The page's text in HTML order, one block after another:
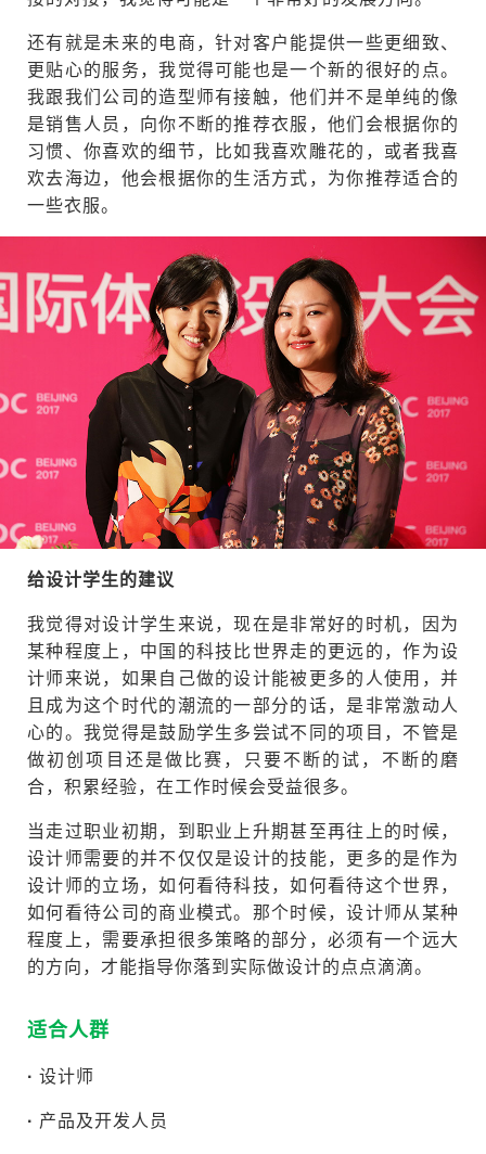
还有就是未来的电商，针对客户能提供一些更细致、
更贴心的服务，我觉得可能也是一个新的很好的点。
我跟我们公司的造型师有接触，他们并不是单纯的像
是销售人员，向你不断的推荐衣服，他们会根据你的
习惯、你喜欢的细节，比如我喜欢雕花的，或者我喜
欢去海边，他会根据你的生活方式，为你推荐适合的
一些衣服。
给设计学生的建议
我觉得对设计学生来说，现在是非常好的时机，因为
某种程度上，中国的科技比世界走的更远的，作为设
计师来说，如果自己做的设计能被更多的人使用，并
且成为这个时代的潮流的一部分的话，是非常激动人
心的。我觉得是鼓励学生多尝试不同的项目，不管是
做初创项目还是做比赛，只要不断的试，不断的磨
合，积累经验，在工作时候会受益很多。
当走过职业初期，到职业上升期甚至再往上的时候，
设计师需要的并不仅仅是设计的技能，更多的是作为
设计师的立场，如何看待科技，如何看待这个世界，
如何看待公司的商业模式。那个时候，设计师从某种
程度上，需要承担很多策略的部分，必须有一个远大
的方向，才能指导你落到实际做设计的点点滴滴。
适合人群
· 设计师
· 产品及开发人员